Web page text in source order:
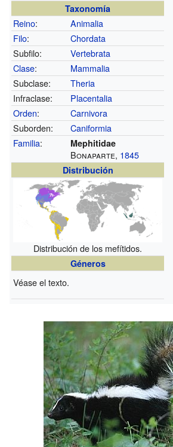
Taxonomía
Reino:
Animalia
Filo:
Chordata
Subfilo:
Vertebrata
Clase:
Mammalia
Subclase:
Theria
Infraclase:
Placentalia
Orden:
Carnivora
Suborden:
Caniformia
Familia: Mephitidae
Bonaparte, 1845
Distribución
Distribución de los mefítidos.
Géneros
Véase el texto.